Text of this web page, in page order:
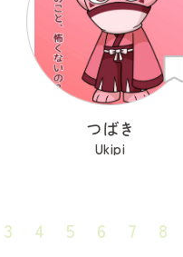
つばき
Ukipi
3 4 5 6 7 8